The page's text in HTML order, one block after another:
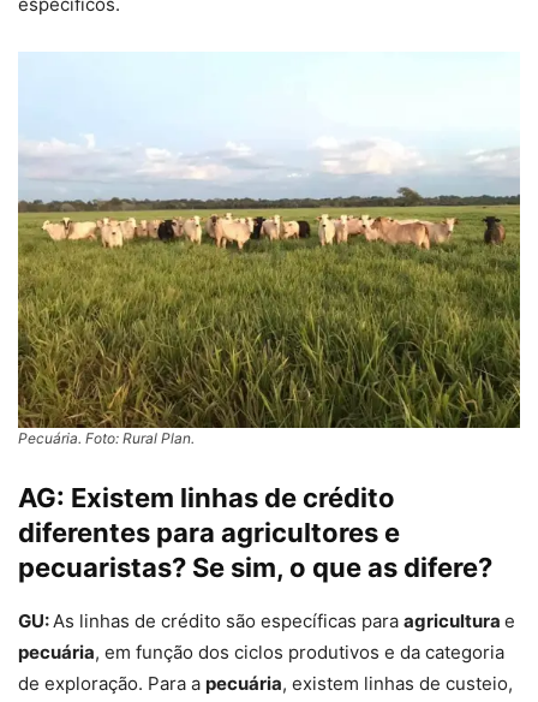
Pecuária. Foto: Rural Plan.
AG: Existem linhas de crédito
diferentes para agricultores e
pecuaristas? Se sim, o que as difere?
GU:As linhas de crédito são específicas para agricultura e
pecuária, em função dos ciclos produtivos e da categoria
de exploração. Para a pecuária, existem linhas de custeio,